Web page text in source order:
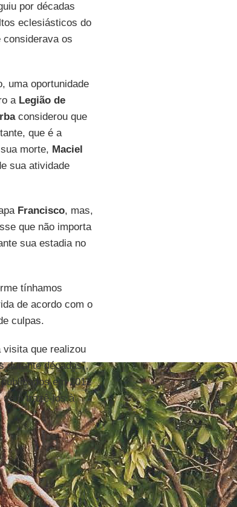
por décadas
eclesiásticos do
considerava os
uma oportunidade
a Legião de
considerou que
que é a
morte, Maciel
sua atividade
Francisco, mas,
que não importa
sua estadia no
tínhamos
de acordo com o
culpas.
visita que realizou
durante décadas”,
em 2012
sem trazê-los à